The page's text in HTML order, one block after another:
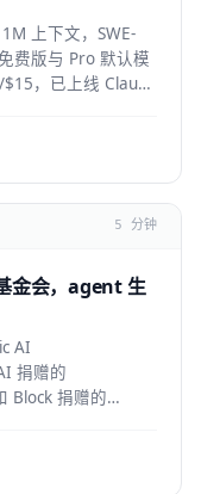
上下文，SWE-
费版与 Pro 默认模
，已上线 Claude
5 分钟
金会，agent 生
AI
捐赠的
Block 捐赠的